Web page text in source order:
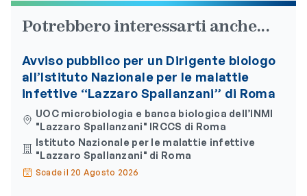
Potrebbero interessarti anche...
Avviso pubblico per un Dirigente biologo
all’Istituto Nazionale per le malattie
infettive “Lazzaro Spallanzani” di Roma
UOC microbiologia e banca biologica dell’INMI
"Lazzaro Spallanzani" IRCCS di Roma
Istituto Nazionale per le malattie infettive
"Lazzaro Spallanzani" di Roma
Scade il 20 Agosto 2026